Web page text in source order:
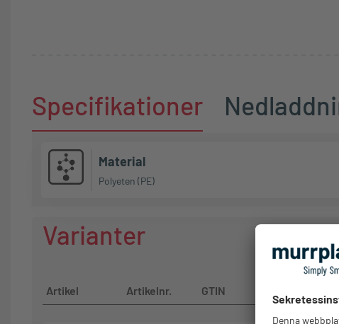
Specifikationer
Material
Polyeten (PE)
Varianter
Artikel Artikelnr. GTIN